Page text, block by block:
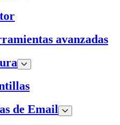
avanzadas
de Email